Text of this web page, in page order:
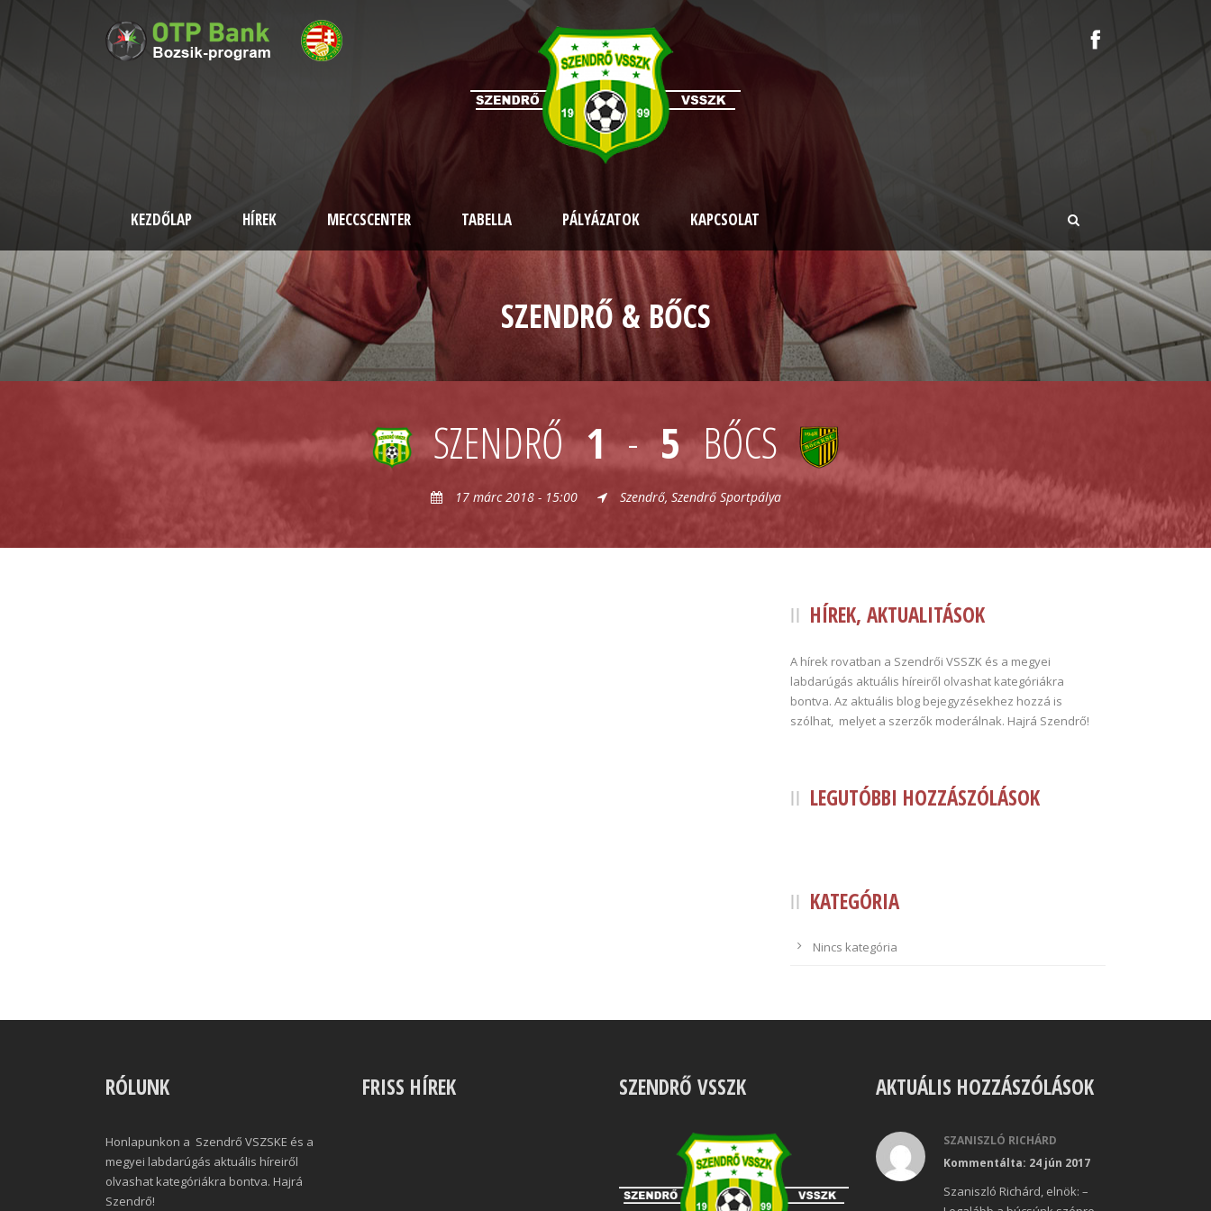
KEZDŐLAP HÍREK MECCSCENTER TABELLA PÁLYÁZATOK KAPCSOLAT
SZENDRŐ & BŐCS
SZENDRŐ 1 - 5 BŐCS
17 márc 2018 - 15:00 Szendrő, Szendrő Sportpálya
HÍREK, AKTUALITÁSOK
A hírek rovatban a Szendrői VSSZK és a megyei
labdarúgás aktuális híreiről olvashat kategóriákra
bontva. Az aktuális blog bejegyzésekhez hozzá is
szólhat, melyet a szerzők moderálnak. Hajrá Szendrő!
LEGUTÓBBI HOZZÁSZÓLÁSOK
KATEGÓRIA
Nincs kategória
RÓLUNK
Honlapunkon a Szendrő VSZSKE és a
megyei labdarúgás aktuális híreiről
olvashat kategóriákra bontva. Hajrá
Szendrő!
FRISS HÍREK SZENDRŐ VSSZK AKTUÁLIS HOZZÁSZÓLÁSOK
SZANISZLÓ RICHÁRD
Kommentálta: 24 jún 2017
Szaniszló Richárd, elnök: –